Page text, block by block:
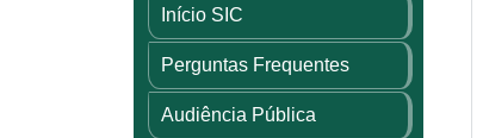
Início SIC
Perguntas Frequentes
Audiência Pública